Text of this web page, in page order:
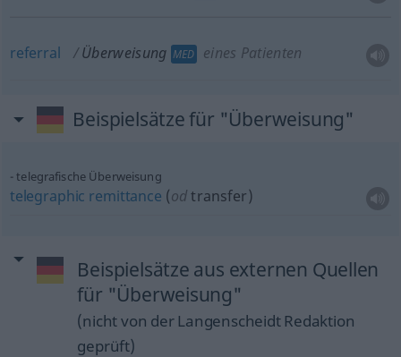
referral Überweisung MED eines Patienten
Beispielsätze für "Überweisung"
telegrafische Überweisung
telegraphic remittance (odtransfer)
Beispielsätze aus externen Quellen
für "Überweisung"
(nicht von der Langenscheidt Redaktion
geprüft)